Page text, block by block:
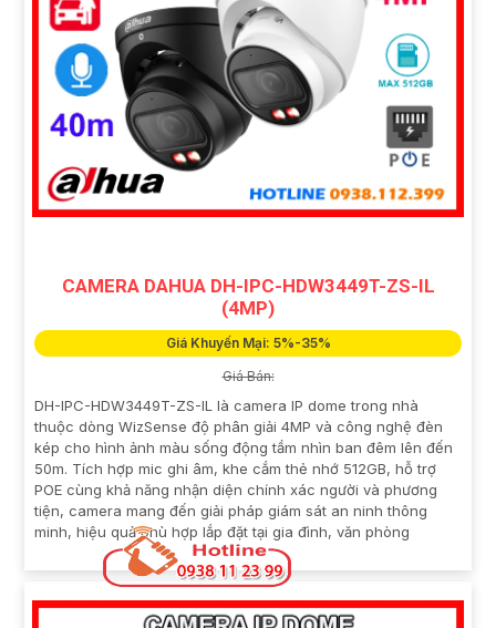
CAMERA DAHUA DH-IPC-HDW3449T-ZS-IL
(4MP)
Giá Khuyến Mại: 5%-35%
Giá Bán:
DH-IPC-HDW3449T-ZS-IL là camera IP dome trong nhà
thuộc dòng WizSense độ phân giải 4MP và công nghệ đèn
kép cho hình ảnh màu sống động tầm nhìn ban đêm lên đến
50m. Tích hợp mic ghi âm, khe cắm thẻ nhớ 512GB, hỗ trợ
POE cùng khả năng nhận diện chính xác người và phương
tiện, camera mang đến giải pháp giám sát an ninh thông
minh, hiệu quả phù hợp lắp đặt tại gia đình, văn phòng